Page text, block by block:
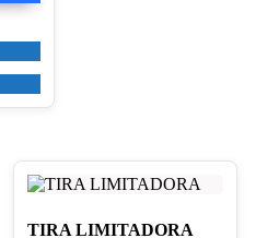
TIRA LIMITADORA